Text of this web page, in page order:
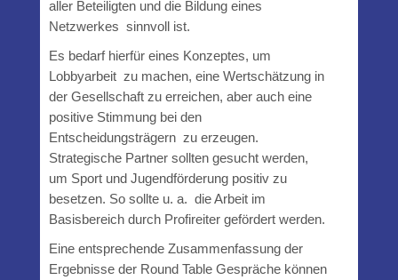
aller Beteiligten und die Bildung eines
Netzwerkes sinnvoll ist.
Es bedarf hierfür eines Konzeptes, um
Lobbyarbeit zu machen, eine Wertschätzung in
der Gesellschaft zu erreichen, aber auch eine
positive Stimmung bei den
Entscheidungsträgern zu erzeugen.
Strategische Partner sollten gesucht werden,
um Sport und Jugendförderung positiv zu
besetzen. So sollte u. a. die Arbeit im
Basisbereich durch Profireiter gefördert werden.
Eine entsprechende Zusammenfassung der
Ergebnisse der Round Table Gespräche können